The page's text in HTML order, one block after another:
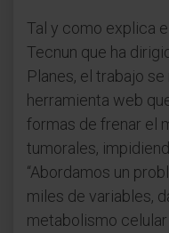
Tal y como explica
Tecnun que ha
Planes, el trabajo
herramienta web
formas de frenar el
tumorales,
“Abordamos un
miles de variables,
metabolismo